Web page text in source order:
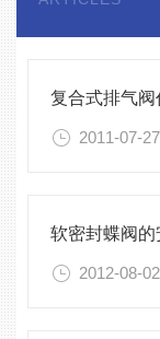
复合式排气阀
2011-07-27
软密封蝶阀
2012-08-02